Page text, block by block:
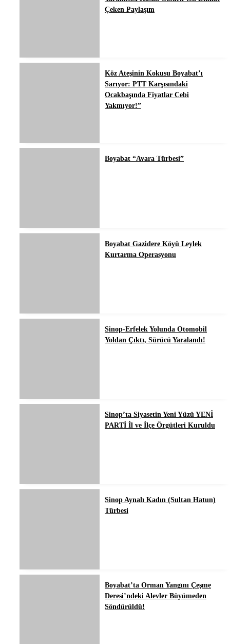
Çeken Paylaşım
Köz Ateşinin Kokusu Boyabat’ı
Sarıyor: PTT Karşısındaki
Ocakbaşında Fiyatlar Cebi
Yakmıyor!”
Boyabat “Avara Türbesi”
Boyabat Gazidere Köyü Leylek
Kurtarma Operasyonu
Sinop-Erfelek Yolunda Otomobil
Yoldan Çıktı, Sürücü Yaralandı!
Sinop’ta Siyasetin Yeni Yüzü YENİ
PARTİ İl ve İlçe Örgütleri Kuruldu
Sinop Aynalı Kadın (Sultan Hatun)
Türbesi
Boyabat’ta Orman Yangını Çeşme
Deresi’ndeki Alevler Büyümeden
Söndürüldü!